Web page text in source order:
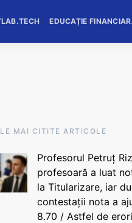
EDUCAȚIE
MAI CITITE ARTICOLE
Profesorul Petruț
profesoară a luat
la Titularizare, iar
contestații nota a
8.70 / Astfel de